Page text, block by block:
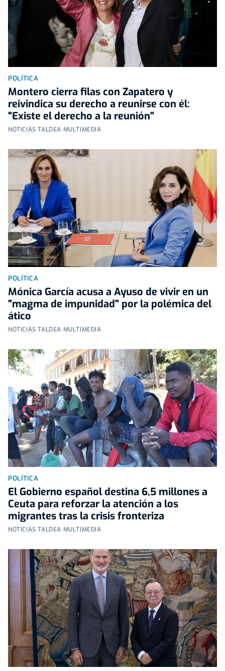
POLÍTICA
Montero cierra filas con Zapatero y
reivindica su derecho a reunirse con él:
"Existe el derecho a la reunión"
NOTICIAS TALDEA MULTIMEDIA
POLÍTICA
Mónica García acusa a Ayuso de vivir en un
"magma de impunidad" por la polémica del
ático
NOTICIAS TALDEA MULTIMEDIA
POLÍTICA
El Gobierno español destina 6,5 millones a
Ceuta para reforzar la atención a los
migrantes tras la crisis fronteriza
NOTICIAS TALDEA MULTIMEDIA